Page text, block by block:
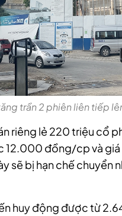
trần 2 phiên liên tiếp
riêng lẻ 220 triệu cổ
12.000 đồng/cp và
sẽ bị hạn chế chuyển
huy động được từ